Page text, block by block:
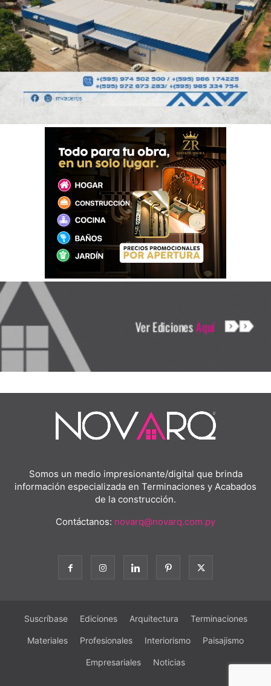
Somos un medio impresionante/digital que brinda
información especializada en Terminaciones y Acabados
de la construcción.
Contáctanos: novarq@novarq.com.py
Suscríbase Ediciones Arquitectura Terminaciones
Materiales Profesionales Interiorismo Paisajismo
Empresariales Noticias